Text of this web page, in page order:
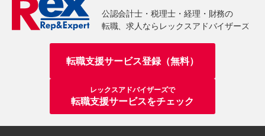
転職支援サービス登録（無料）
レックスアドバイザーズで
転職支援サービスをチェック